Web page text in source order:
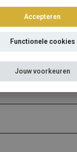
Accepteren
Functionele cookies
Jouw voorkeuren